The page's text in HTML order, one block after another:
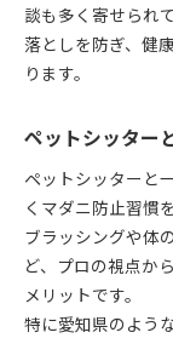
談も多く寄せられ
落としを防ぎ、健
ります。
ペットシッター
ペットシッターと
くマダニ防止習慣
ブラッシングや体
ど、プロの視点か
メリットです。
特に愛知県のよう